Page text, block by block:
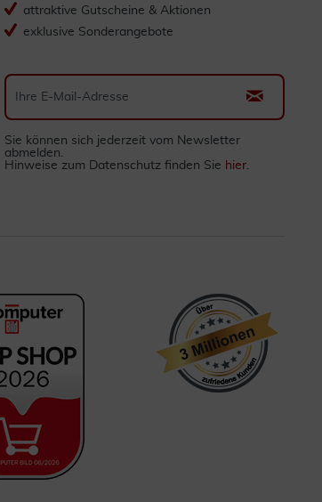
attraktive Gutscheine & Aktionen
exklusive Sonderangebote
Sie können sich jederzeit vom Newsletter
abmelden.
Hinweise zum Datenschutz finden Sie hier.